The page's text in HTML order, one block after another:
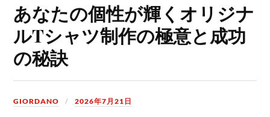
あなたの個性が輝くオリジナ
ルTシャツ制作の極意と成功
の秘訣
GIORDANO 2026年7月21日